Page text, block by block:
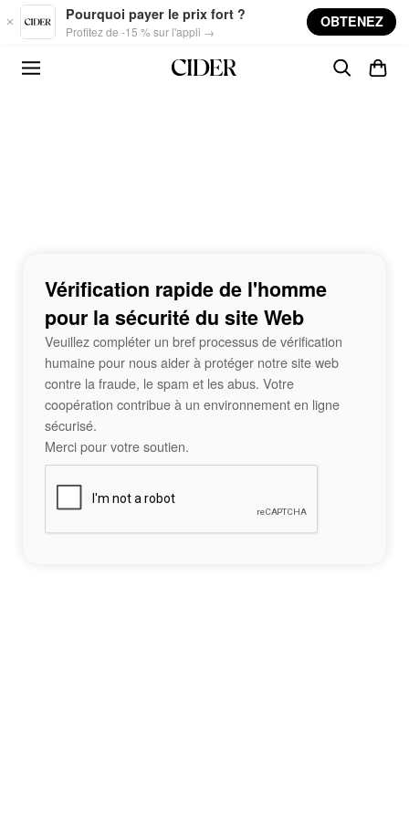
Skip to main content
Pourquoi payer le prix fort ?
Profitez de -15 % sur l'appli →
OBTENEZ
Vérification rapide de l'homme
pour la sécurité du site Web
Veuillez compléter un bref processus de vérification
humaine pour nous aider à protéger notre site web
contre la fraude, le spam et les abus. Votre
coopération contribue à un environnement en ligne
sécurisé.
Merci pour votre soutien.